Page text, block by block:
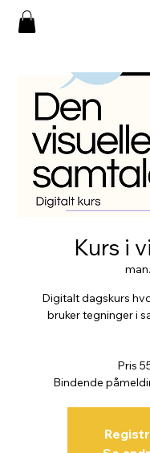
Kurs i
Digitalt dagskurs
bruker tegninger i
Pris
Bindende